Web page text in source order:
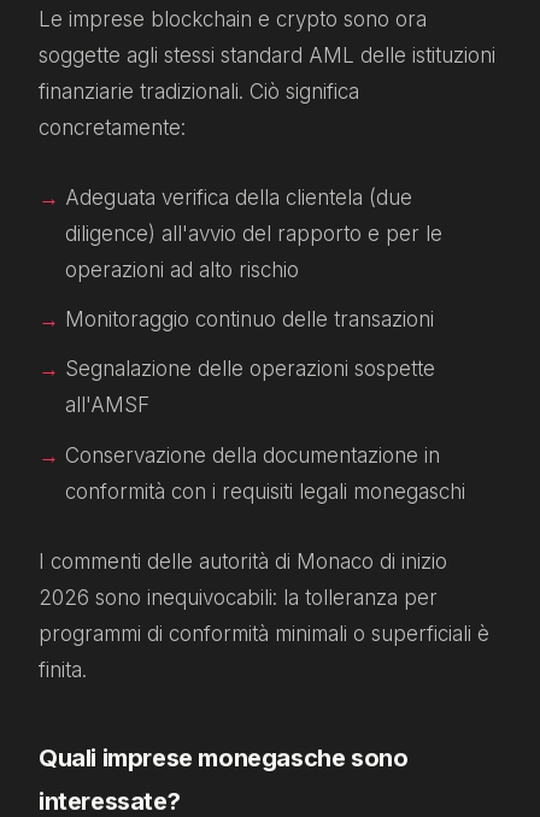
Le imprese blockchain e crypto sono ora
soggette agli stessi standard AML delle istituzioni
finanziarie tradizionali. Ciò significa
concretamente:
Adeguata verifica della clientela (due
diligence) all'avvio del rapporto e per le
operazioni ad alto rischio
Monitoraggio continuo delle transazioni
Segnalazione delle operazioni sospette
all'AMSF
Conservazione della documentazione in
conformità con i requisiti legali monegaschi
I commenti delle autorità di Monaco di inizio
2026 sono inequivocabili: la tolleranza per
programmi di conformità minimali o superficiali è
finita.
Quali imprese monegasche sono
interessate?